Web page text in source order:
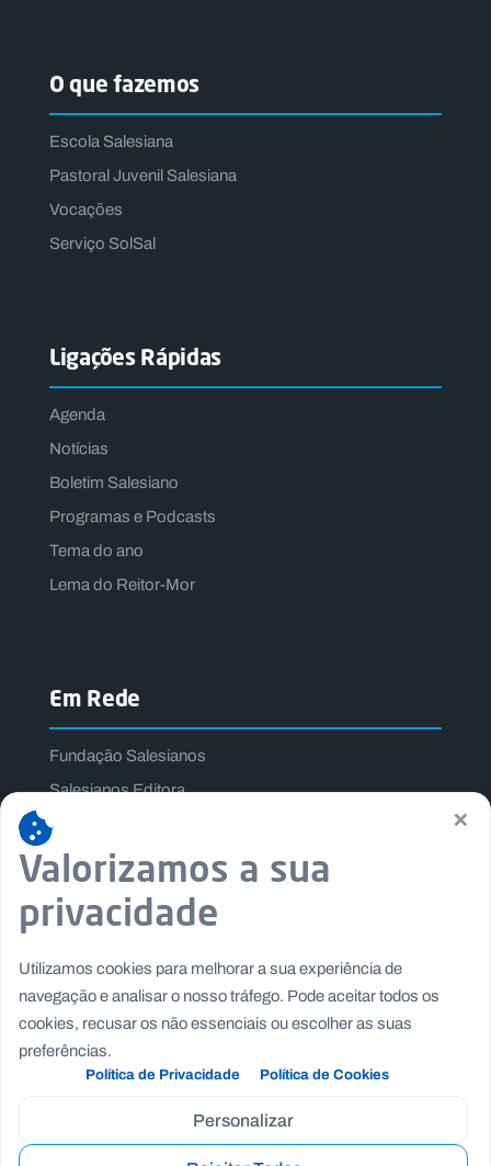
O que fazemos
Escola Salesiana
Pastoral Juvenil Salesiana
Vocações
Serviço SolSal
Ligações Rápidas
Agenda
Notícias
Boletim Salesiano
Programas e Podcasts
Tema do ano
Lema do Reitor-Mor
Em Rede
Fundação Salesianos
Salesianos Editora
Família Salesiana
Missão Dom Bosco
Jogos Nacionais Salesianos
×
Valorizamos a sua
privacidade
Utilizamos cookies para melhorar a sua experiência de
navegação e analisar o nosso tráfego. Pode aceitar todos os
cookies, recusar os não essenciais ou escolher as suas
preferências.
Política de Privacidade Política de Cookies
Personalizar